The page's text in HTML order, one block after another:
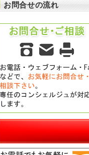
お問合せの流れ